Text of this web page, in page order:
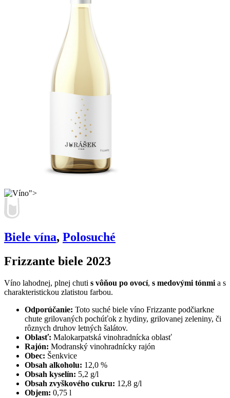
">
Biele vína, Polosuché
Frizzante biele 2023
Víno lahodnej, plnej chuti s vôňou po ovocí, s medovými tónmi a s
charakteristickou zlatistou farbou.
Odporúčanie: Toto suché biele víno Frizzante podčiarkne
chute grilovaných pochúťok z hydiny, grilovanej zeleniny, či
rôznych druhov letných šalátov.
Oblasť: Malokarpatská vinohradnícka oblasť
Rajón: Modranský vinohradnícky rajón
Obec: Šenkvice
Obsah alkoholu: 12,0 %
Obsah kyselín: 5,2 g/l
Obsah zvyškového cukru: 12,8 g/l
Objem: 0,75 l